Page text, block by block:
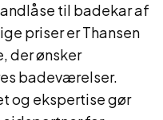
til badekar af
priser er Thansen
der ønsker
badeværelser.
og ekspertise gør